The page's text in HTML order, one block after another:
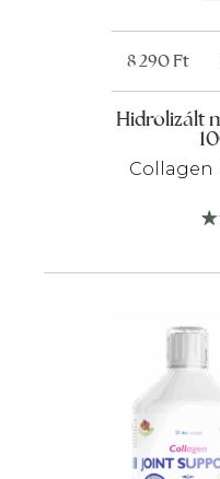
Hidrolizált
Collagen
8 290Ft